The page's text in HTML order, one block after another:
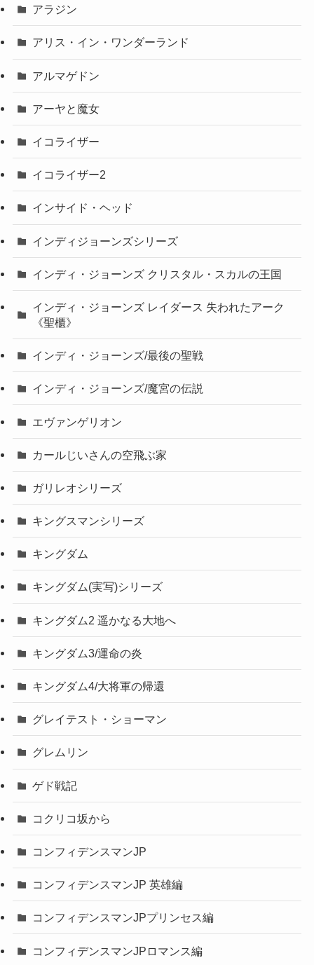
アラジン
アリス・イン・ワンダーランド
アルマゲドン
アーヤと魔女
イコライザー
イコライザー2
インサイド・ヘッド
インディジョーンズシリーズ
インディ・ジョーンズ クリスタル・スカルの王国
インディ・ジョーンズ レイダース 失われたアーク
《聖櫃》
インディ・ジョーンズ/最後の聖戦
インディ・ジョーンズ/魔宮の伝説
エヴァンゲリオン
カールじいさんの空飛ぶ家
ガリレオシリーズ
キングスマンシリーズ
キングダム
キングダム(実写)シリーズ
キングダム2 遥かなる大地へ
キングダム3/運命の炎
キングダム4/大将軍の帰還
グレイテスト・ショーマン
グレムリン
ゲド戦記
コクリコ坂から
コンフィデンスマンJP
コンフィデンスマンJP 英雄編
コンフィデンスマンJPプリンセス編
コンフィデンスマンJPロマンス編